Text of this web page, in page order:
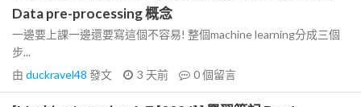
Data pre-processing 概念
一邊要上課一邊還要寫這個不容易! 整個machine learning分成三個
步...
由 duckravel48 發文 3 天前 0個留言